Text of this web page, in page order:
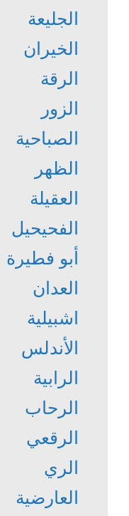
الجليعة
الخيران
الرقة
الزور
الصباحية
الظهر
العقيلة
الفحيحيل
أبو فطيرة
العدان
اشبيلية
الأندلس
الرابية
الرحاب
الرقعي
الري
العارضية